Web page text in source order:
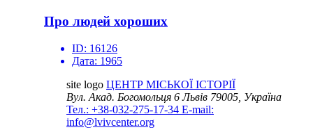
Про людей хороших
ID: 16126
Дата: 1965
site logo ЦЕНТР МІСЬКОЇ ІСТОРІЇ
Вул. Акад. Богомольця 6Львів 79005, Україна
Тел.: +38-032-275-17-34 E-mail:
info@lvivcenter.org